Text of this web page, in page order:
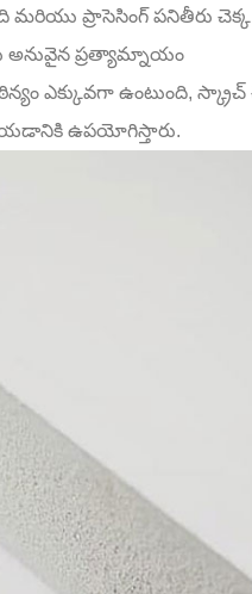
ప్రాసెసింగ్ పనితీరు చెక్క
అనువైన ప్రత్యామ్నాయం
ఎక్కువగా ఉంటుంది,
ఉపయోగిస్తారు.